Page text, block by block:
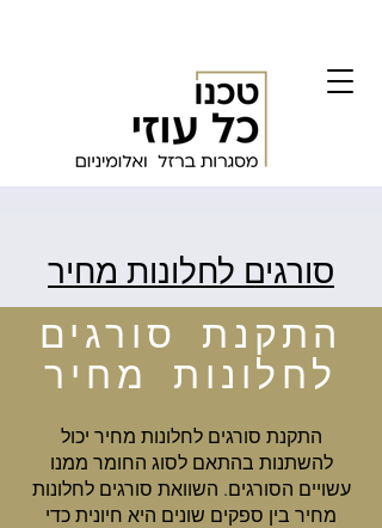
סורגים לחלונות מחיר
התקנת סורגים
לחלונות מחיר
התקנת סורגים לחלונות מחיר יכול
להשתנות בהתאם לסוג החומר ממנו
עשויים הסורגים. השוואת סורגים לחלונות
מחיר בין ספקים שונים היא חיונית כדי